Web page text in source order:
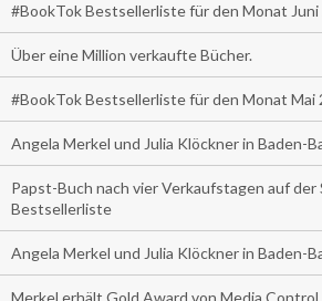
#BookTok Bestsellerliste für den Monat Juni
Über eine Million verkaufte Bücher.
#BookTok Bestsellerliste für den Monat Mai
Angela Merkel und Julia Klöckner in Baden-
Papst-Buch nach vier Verkaufstagen auf der
Bestsellerliste
Angela Merkel und Julia Klöckner in Baden-